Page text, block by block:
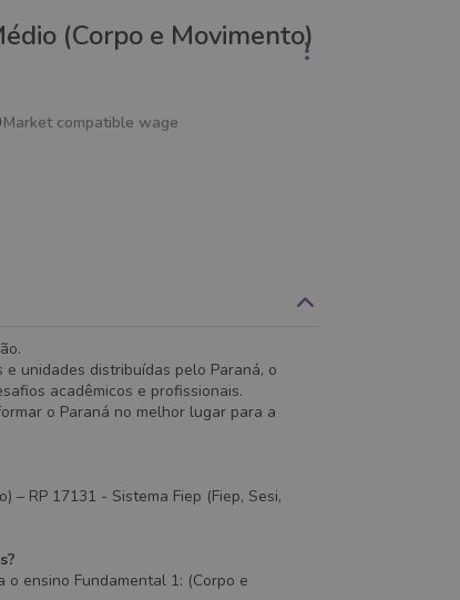
(Corpo e Movimento)
Market compatible wage
unidades distribuídas pelo Paraná, o
acadêmicos e profissionais.
o Paraná no melhor lugar para a
– RP 17131 - Sistema Fiep (Fiep, Sesi,
o ensino Fundamental 1: (Corpo e